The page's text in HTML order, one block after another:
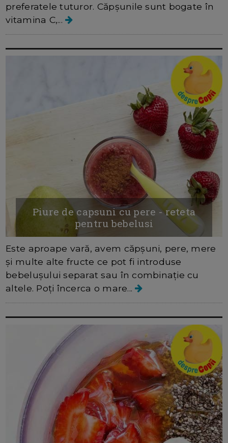
preferatele tuturor. Căpșunile sunt bogate în
vitamina C,...
Piure de capsuni cu pere - reteta
pentru bebelusi
Este aproape vară, avem căpșuni, pere, mere
și multe alte fructe ce pot fi introduse
bebelușului separat sau în combinație cu
altele. Poți încerca o mare...